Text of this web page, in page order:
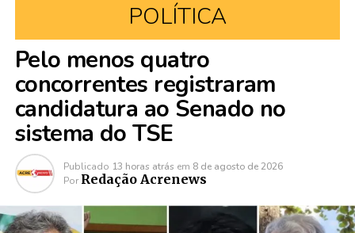
POLÍTICA
Pelo menos quatro
concorrentes registraram
candidatura ao Senado no
sistema do TSE
Publicado 13 horas atrás em 8 de agosto de 2026
Por Redação Acrenews